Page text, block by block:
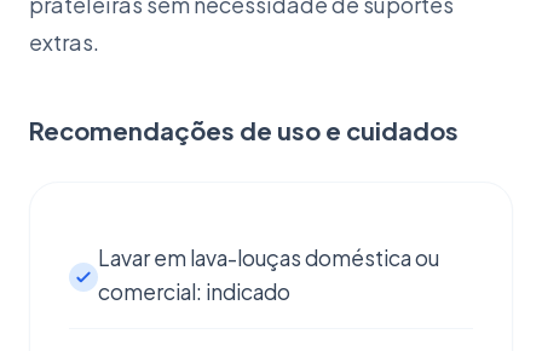
extras.
Recomendações de uso e cuidados
Lavar em lava-louças doméstica ou
comercial: indicado